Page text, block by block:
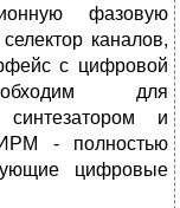
фазовую
каналов,
с цифровой
для
синтезатором и
- полностью
цифровые